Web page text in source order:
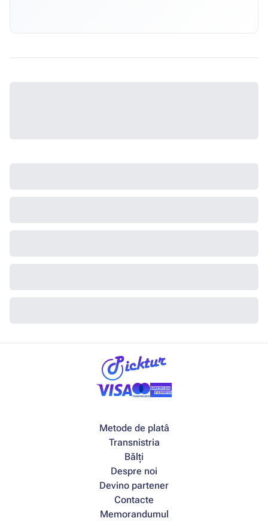
Metode de platâ
Transnistria
Bălți
Despre noi
Devino partener
Contacte
Memorandumul